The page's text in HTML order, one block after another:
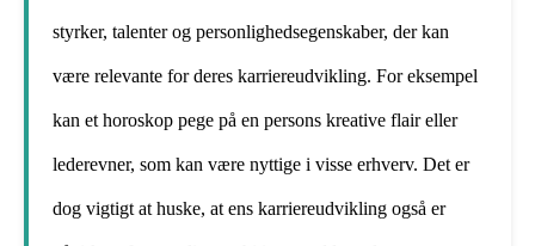
styrker, talenter og personlighedsegenskaber, der kan
være relevante for deres karriereudvikling. For eksempel
kan et horoskop pege på en persons kreative flair eller
lederevner, som kan være nyttige i visse erhverv. Det er
dog vigtigt at huske, at ens karriereudvikling også er